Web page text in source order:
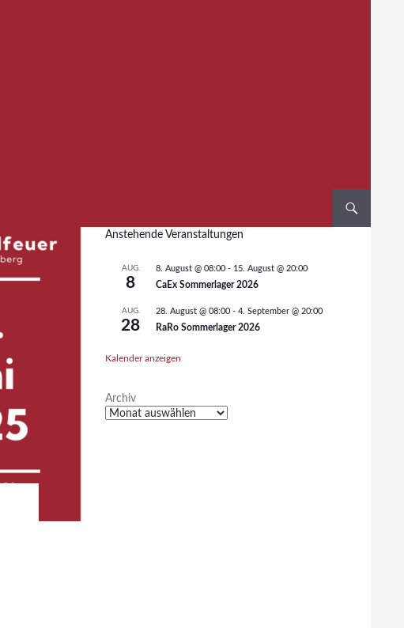
Anstehende Veranstaltungen
AUG.
8
8. August @ 08:00 - 15. August @ 20:00
CaEx Sommerlager 2026
AUG.
28
28. August @ 08:00 - 4. September @ 20:00
RaRo Sommerlager 2026
Kalender anzeigen
Archiv